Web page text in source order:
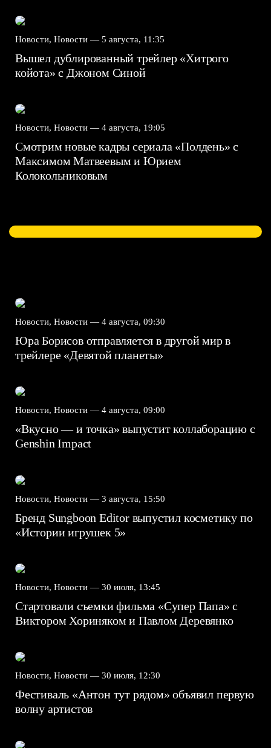
Новости, Новости — 5 августа, 11:35
Вышел дублированный трейлер «Хитрого
койота» с Джоном Синой
Новости, Новости — 4 августа, 19:05
Смотрим новые кадры сериала «Полдень» с
Максимом Матвеевым и Юрием
Колокольниковым
Новости, Новости — 4 августа, 09:30
Юра Борисов отправляется в другой мир в
трейлере «Девятой планеты»
Новости, Новости — 4 августа, 09:00
«Вкусно — и точка» выпустит коллаборацию с
Genshin Impact⁠⁠
Новости, Новости — 3 августа, 15:50
Бренд Sungboon Editor выпустил косметику по
«Истории игрушек 5»
Новости, Новости — 30 июля, 13:45
Стартовали съемки фильма «Супер Папа» с
Виктором Хориняком и Павлом Деревянко
Новости, Новости — 30 июля, 12:30
Фестиваль «Антон тут рядом» объявил первую
волну артистов